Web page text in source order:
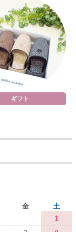
ギフト
金
土
1